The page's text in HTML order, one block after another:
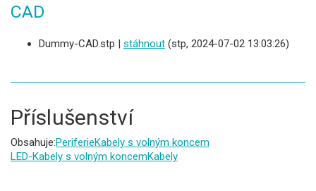
CAD
Dummy-CAD.stp | stáhnout (stp, 2024-07-02 13:03:26)
Příslušenství
Obsahuje:PeriferieKabely s volným koncem
LED-Kabely s volným koncemKabely